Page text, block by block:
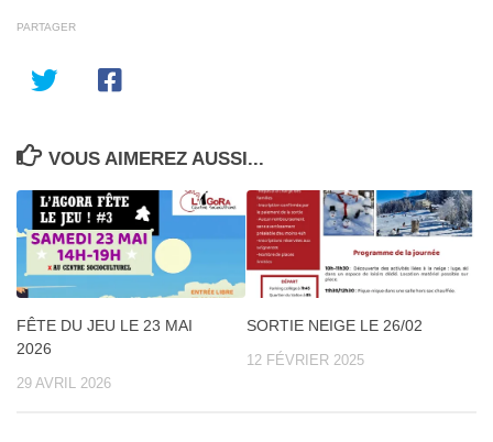
PARTAGER
VOUS AIMEREZ AUSSI...
FÊTE DU JEU LE 23 MAI
2026
29 AVRIL 2026
SORTIE NEIGE LE 26/02
12 FÉVRIER 2025